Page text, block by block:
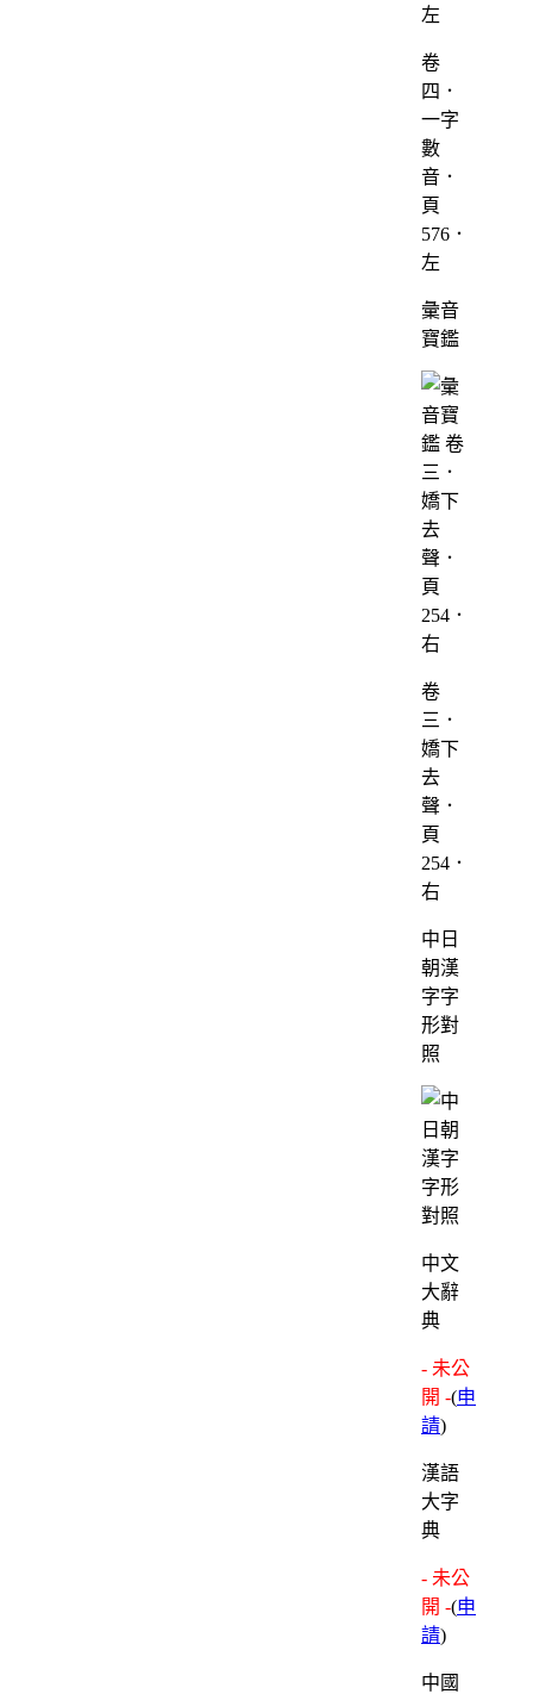
卷
四．
一字
數
音．
頁
576．
左
彙音
寶鑑
卷
三．
嬌下
去
聲．
頁
254．
右
中日
朝漢
字字
形對
照
中文
大辭
典
- 未公
開 -(申
請)
漢語
大字
典
- 未公
開 -(申
請)
中國